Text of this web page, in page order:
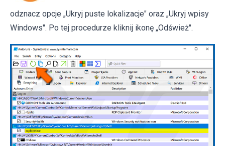
odznacz opcje „Ukryj puste lokalizacje" oraz „Ukryj wpisy
Windows". Po tej procedurze kliknij ikonę „Odśwież".